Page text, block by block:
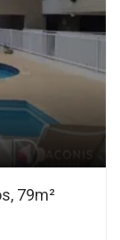
79m²